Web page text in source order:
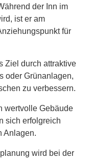
der Inn im
ist er am
für
Ziel durch attraktive
oder Grünanlagen,
zu verbessern.
wertvolle Gebäude
sich erfolgreich
Anlagen.
wird bei der